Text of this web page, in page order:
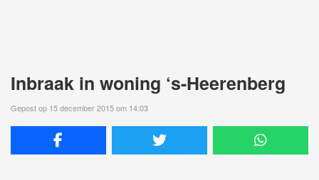
Inbraak in woning ‘s-Heerenberg
Gepost op 15 december 2015 om 14:03